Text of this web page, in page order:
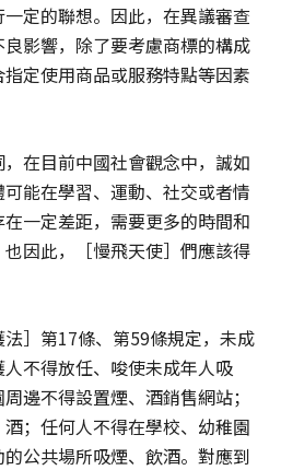
定的聯想。因此，在異議審查
影響，除了要考慮商標的構成
定使用商品或服務特點等因素
在目前中國社會觀念中，誠如
能在學習、運動、社交或者情
一定差距，需要更多的時間和
因此，［慢飛天使］們應該得
］第17條、第59條規定，未成
不得放任、唆使未成年人吸
邊不得設置煙、酒銷售網站；
；任何人不得在學校、幼稚園
公共場所吸煙、飲酒。對應到